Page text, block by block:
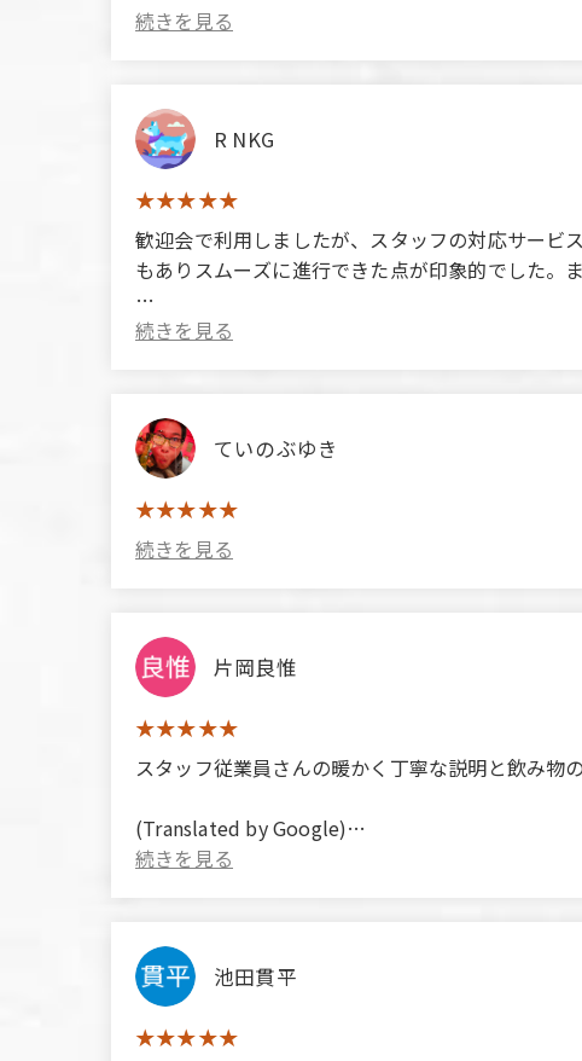
R NKG
歓迎会で利用しましたが、スタッフの対応サービ
もありスムーズに進行できた点が印象的でした。
(Translated by Google)
another occasion.
ていのぶゆき
片岡良惟
スタッフ従業員さんの暖かく丁寧な説明と飲み物
(Translated by Google)
The staff were warm and helpful, providing
池田貫平